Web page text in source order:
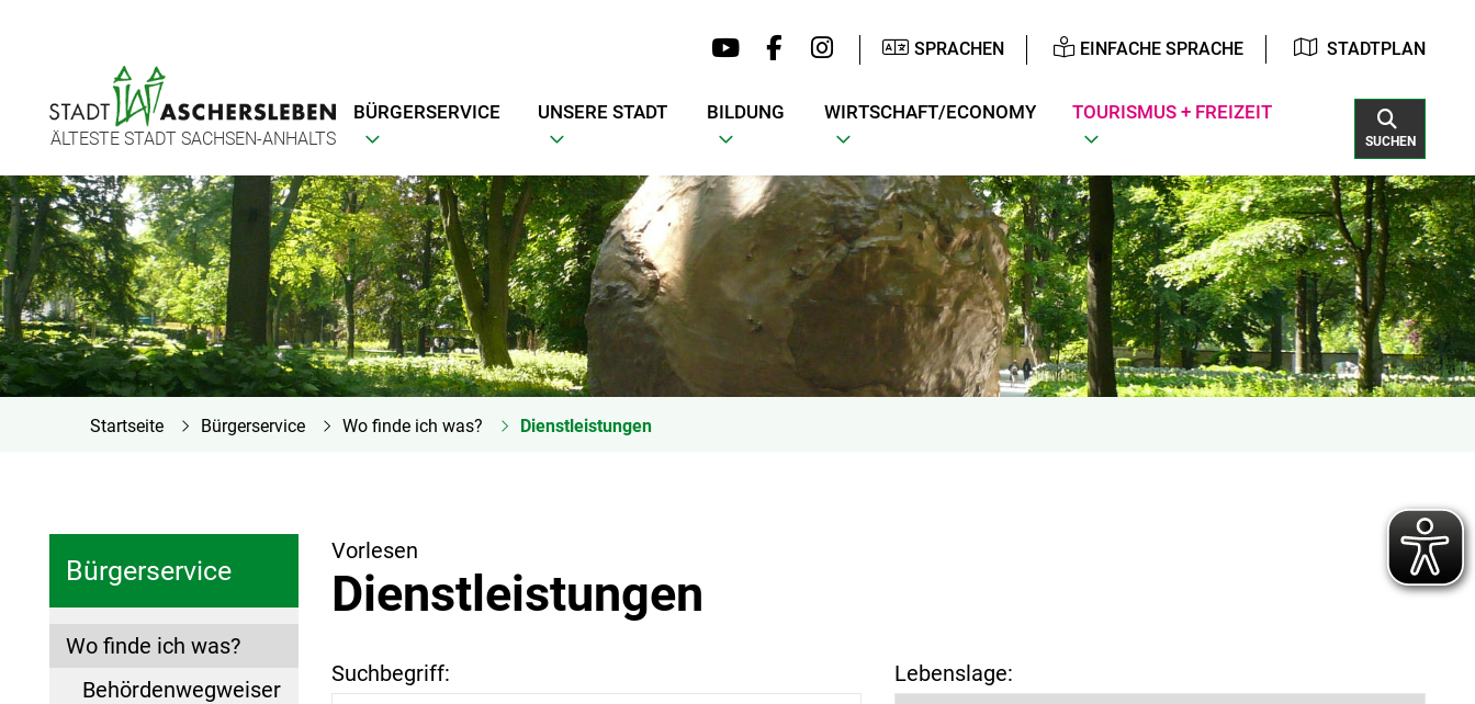
SPRACHEN EINFACHE SPRACHE STADTPLAN
ÄLTESTE STADT SACHSEN-ANHALTS
BÜRGERSERVICE UNSERE STADT BILDUNG WIRTSCHAFT/ECONOMY TOURISMUS + FREIZEIT
SUCHEN
Startseite Bürgerservice Wo finde ich was? Dienstleistungen
Bürgerservice
Wo finde ich was?
Behördenwegweiser
Vorlesen
Dienstleistungen
Suchbegriff: Lebenslage: